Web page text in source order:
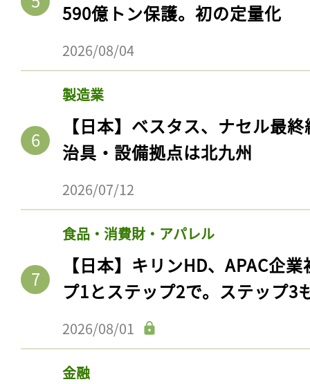
590億トン保護。初の定量化
2026/08/04
製造業
【日本】ベスタス、ナセル最
治具・設備拠点は北九州
2026/07/12
食品・消費財・アパレル
【日本】キリンHD、APAC企
プ1とステップ2で。ステップ3
2026/08/01
金融